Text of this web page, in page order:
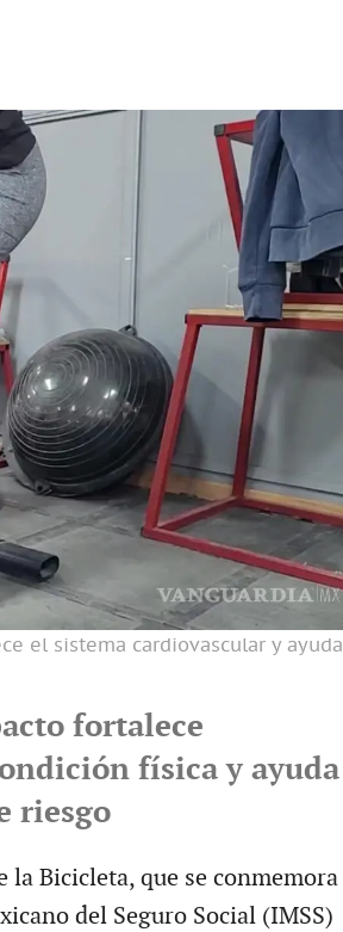
el sistema cardiovascular y ayuda
fortalece
física y ayuda
riesgo
Bicicleta, que se conmemora
del Seguro Social (IMSS)